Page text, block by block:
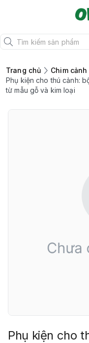
Trang chủ Chim cảnh
Phụ kiện cho thú cảnh:
từ mẫu gỗ và kim loại
Phụ kiện cho